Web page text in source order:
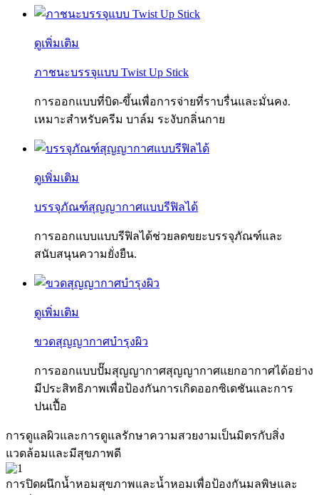
ดูเพิ่มเติม
ภาชนะบรรจุแบบ Twist Up Stick
การออกแบบที่บิด-ขึ้นเพื่อการจ่ายที่ราบรื่นและมั่นคง.
เหมาะสำหรับครีม บาล์ม ระงับกลิ่นกาย
ดูเพิ่มเติม
บรรจุภัณฑ์สุญญากาศแบบรีฟิลได้
การออกแบบแบบรีฟิลได้ช่วยลดขยะบรรจุภัณฑ์และ
สนับสนุนความยั่งยืน.
ดูเพิ่มเติม
ขวดสุญญากาศบำรุงผิว
การออกแบบปั๊มสุญญากาศสุญญากาศแยกอากาศได้อย่าง
มีประสิทธิภาพเพื่อป้องกันการเกิดออกซิเดชันและการ
ปนเปื้อ
การดูแลผิวและการดูแลรักษาความสวยงามเป็นมิตรกับสิ่ง
แวดล้อมและมีสุขภาพดี
การปิดผนึกน้ำหอมสุขภาพและน้ำหอมเพื่อป้องกันมลพิษและ